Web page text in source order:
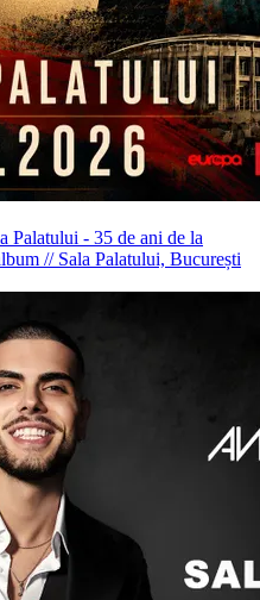
Palatului - 35 de ani de la
//Sala Palatului, București